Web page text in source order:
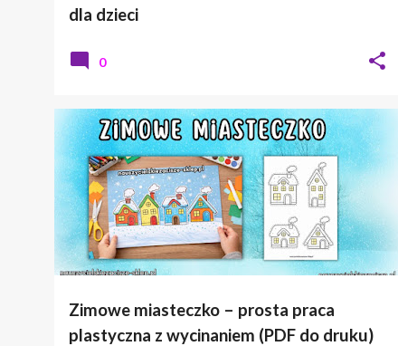
dla dzieci
0
Zimowe miasteczko – prosta praca
plastyczna z wycinaniem (PDF do druku)
PRACE PLASTYCZNE ZIMA